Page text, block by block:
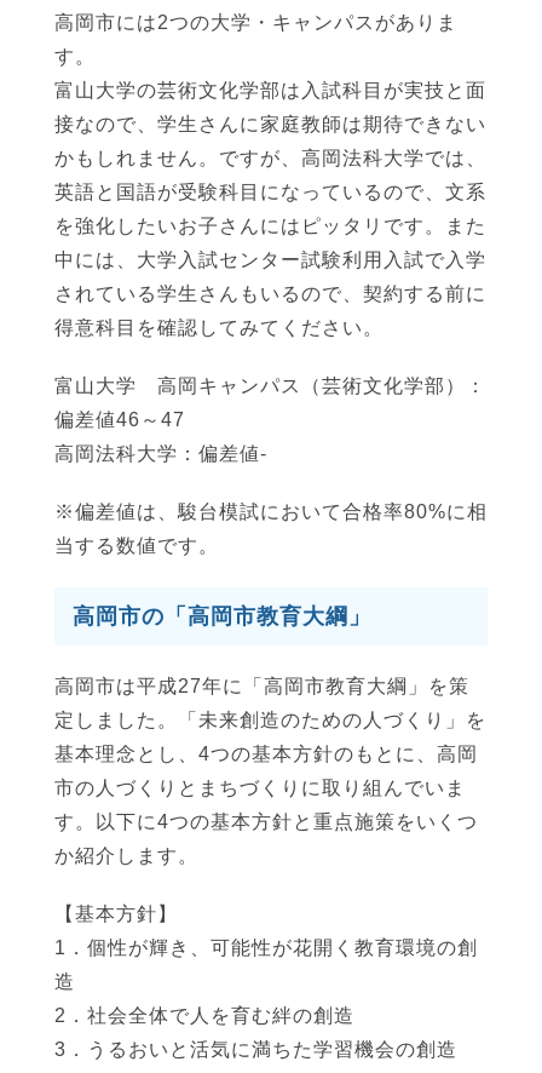
高岡市には2つの大学・キャンパスがありま
す。
富山大学の芸術文化学部は入試科目が実技と面
接なので、学生さんに家庭教師は期待できない
かもしれません。ですが、高岡法科大学では、
英語と国語が受験科目になっているので、文系
を強化したいお子さんにはピッタリです。また
中には、大学入試センター試験利用入試で入学
されている学生さんもいるので、契約する前に
得意科目を確認してみてください。
富山大学 高岡キャンパス（芸術文化学部）：
偏差値46～47
高岡法科大学：偏差値-
※偏差値は、駿台模試において合格率80%に相
当する数値です。
高岡市の「高岡市教育大綱」
高岡市は平成27年に「高岡市教育大綱」を策
定しました。「未来創造のための人づくり」を
基本理念とし、4つの基本方針のもとに、高岡
市の人づくりとまちづくりに取り組んでいま
す。以下に4つの基本方針と重点施策をいくつ
か紹介します。
【基本方針】
1．個性が輝き、可能性が花開く教育環境の創
造
2．社会全体で人を育む絆の創造
3．うるおいと活気に満ちた学習機会の創造